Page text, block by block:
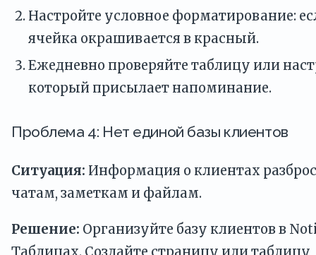
Настройте условное форматирование:
ячейка окрашивается в красный.
Ежедневно проверяйте таблицу или
который присылает напоминание.
Проблема 4: Нет единой базы клиентов
Ситуация: Информация о клиентах
чатам, заметкам и файлам.
Решение: Организуйте базу клиентов в